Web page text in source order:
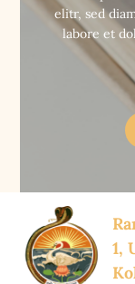
elitr, sed
labore et
1,